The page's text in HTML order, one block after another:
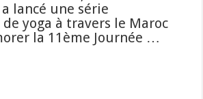
a lancé une série
de yoga à travers le Maroc
la 11ème Journée …